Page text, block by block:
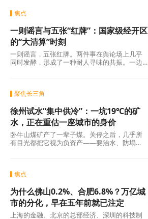
焦点
一则谣言与五张“红牌”：国家级经开区
的“大清算”时刻
一则谣言，五张红牌。两件事在舆论场上几乎
同时发酵，形成了一种耐人寻味的共振。一边
聚焦长三角
徐州试水“集中供冷”：一坑19℃的矿
水，正在重估一座城市的身价
卧牛山煤矿产了一辈子煤。关停之后，几乎所
有目光都把它视为负资产——要治水、防塌
焦点
为什么佛山0.2%、合肥6.8%？万亿城
市的分化，早在五年前就已注定
上海的金融、北京的总部经济、深圳的科技制